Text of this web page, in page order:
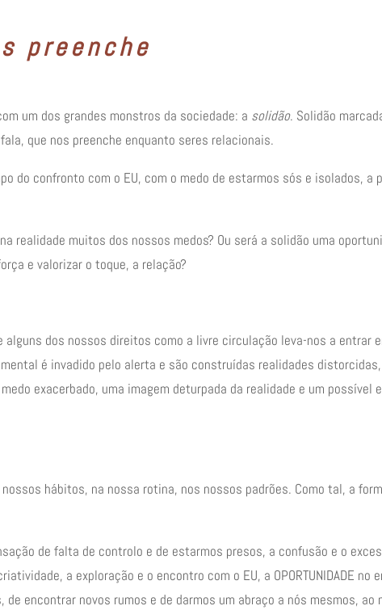
preenche
um dos grandes monstros da sociedade: a solidão. Solidão
que nos preenche enquanto seres relacionais.
do confronto com o EU, com o medo de estarmos sós e isolados,
realidade muitos dos nossos medos? Ou será a solidão uma
e valorizar o toque, a relação?
alguns dos nossos direitos como a livre circulação leva-nos a entrar
é invadido pelo alerta e são construídas realidades
exacerbado, uma imagem deturpada da realidade e um
hábitos, na nossa rotina, nos nossos padrões. Como tal, a
de falta de controlo e de estarmos presos, a confusão e o
a exploração e o encontro com o EU, a OPORTUNIDADE
encontrar novos rumos e de darmos um abraço a nós mesmos,